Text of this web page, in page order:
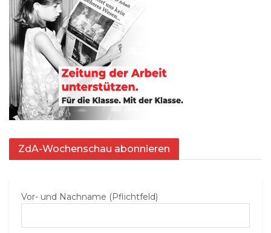
ZdA-Wochenschau abonnieren
Vor- und Nachname (Pflichtfeld)